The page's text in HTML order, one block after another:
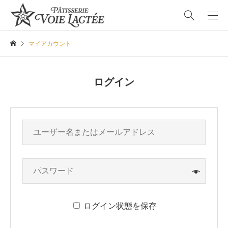
マイアカウント
ログイン
ログイン状態を保存